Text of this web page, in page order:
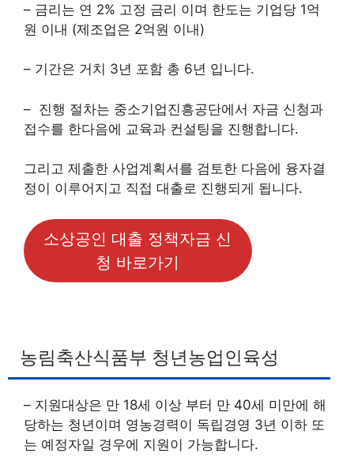
– 금리는 연 2% 고정 금리 이며 한도는 기업당 1억
원 이내 (제조업은 2억원 이내)
– 기간은 거치 3년 포함 총 6년 입니다.
– 진행 절차는 중소기업진흥공단에서 자금 신청과
접수를 한다음에 교육과 컨설팅을 진행합니다.
그리고 제출한 사업계획서를 검토한 다음에 융자결
정이 이루어지고 직접 대출로 진행되게 됩니다.
소상공인 대출 정책자금 신
청 바로가기
농림축산식품부 청년농업인육성
– 지원대상은 만 18세 이상 부터 만 40세 미만에 해
당하는 청년이며 영농경력이 독립경영 3년 이하 또
는 예정자일 경우에 지원이 가능합니다.